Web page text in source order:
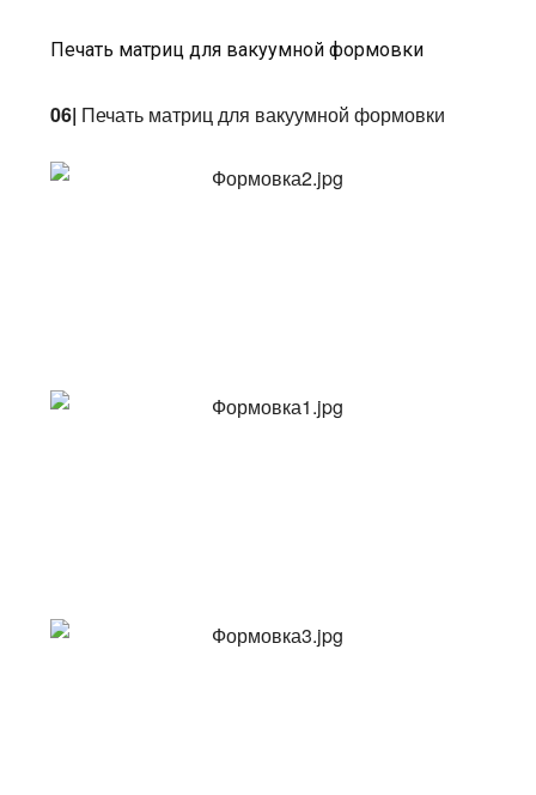
Печать матриц для вакуумной формовки
06| Печать матриц для вакуумной формовки